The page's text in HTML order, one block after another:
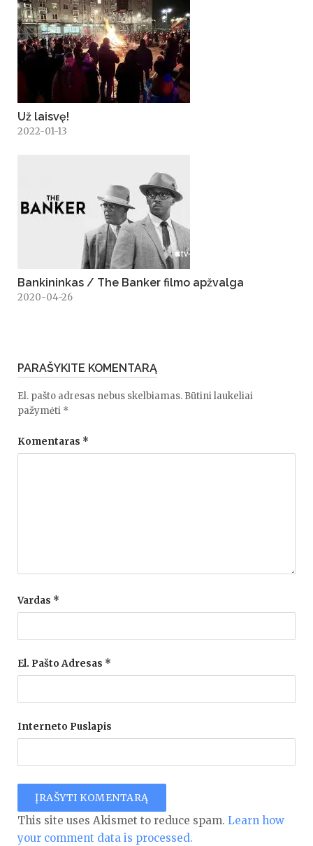
Už laisvę!
2022-01-13
Bankininkas / The Banker filmo apžvalga
2020-04-26
PARAŠYKITE KOMENTARĄ
El. pašto adresas nebus skelbiamas. Būtini laukeliai
pažymėti *
Komentaras *
Vardas *
El. Pašto Adresas *
Interneto Puslapis
This site uses Akismet to reduce spam. Learn how
your comment data is processed.